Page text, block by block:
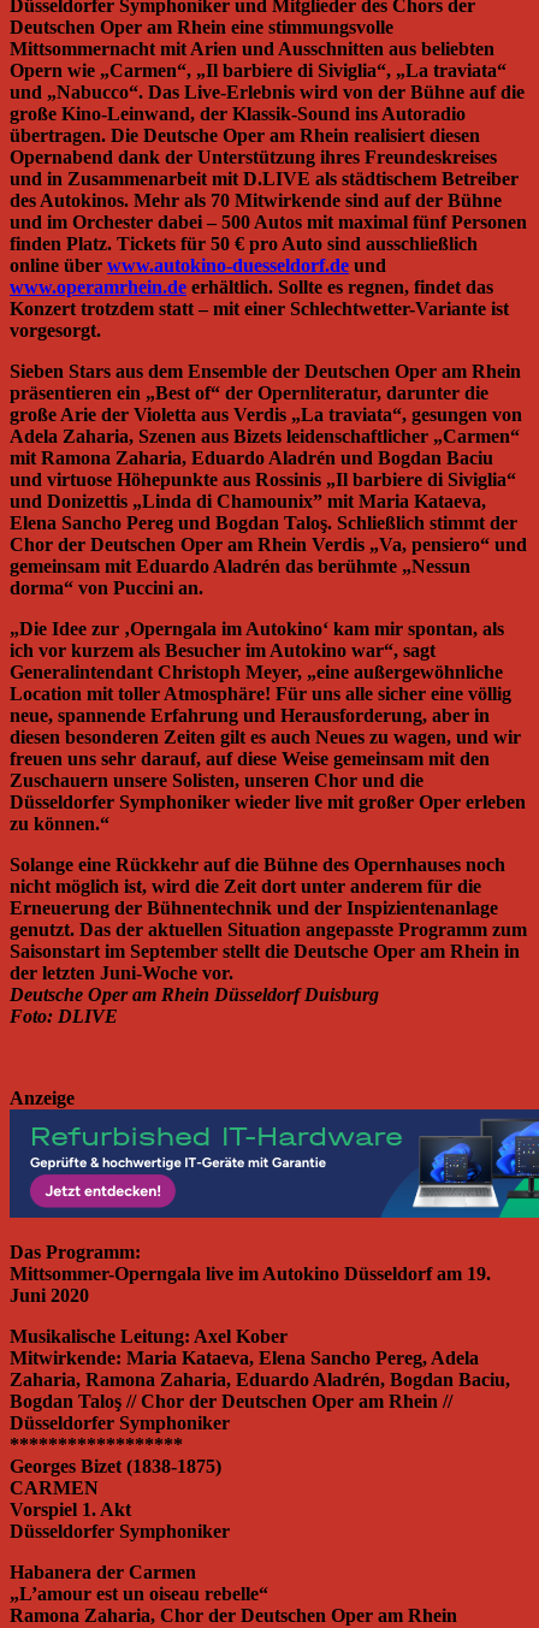
Düsseldorfer Symphoniker und Mitglieder des Chors der
Deutschen Oper am Rhein eine stim­mungs­volle
Mittsommernacht mit Arien und Ausschnitten aus beliebten
Opern wie „Carmen“, „Il barbiere di Siviglia“, „La traviata“
und „Nabucco“. Das Live-Erlebnis wird von der Bühne auf die
große Kino-Leinwand, der Klassik-Sound ins Autoradio
übertragen. Die Deutsche Oper am Rhein realisiert diesen
Opernabend dank der Unterstützung ihres Freundeskreises
und in Zusammenarbeit mit D.LIVE als städtischem Betreiber
des Autokinos. Mehr als 70 Mitwirkende sind auf der Bühne
und im Orchester dabei – 500 Autos mit maximal fünf Personen
finden Platz. Tickets für 50 € pro Auto sind ausschließ­lich
online über www.autokino-duesseldorf.de und
www.operamrhein.de erhältlich. Sollte es regnen, findet das
Konzert trotzdem statt – mit einer Schlechtwetter-Variante ist
vorgesorgt.
Sieben Stars aus dem Ensemble der Deutschen Oper am Rhein
präsentieren ein „Best of“ der Opernliteratur, darunter die
große Arie der Violetta aus Verdis „La traviata“, gesungen von
Adela Zaharia, Szenen aus Bizets leidenschaftlicher „Carmen“
mit Ramona Zaharia, Eduardo Aladrén und Bogdan Baciu
und virtuose Höhepunkte aus Rossinis „Il barbiere di Siviglia“
und Donizettis „Linda di Chamounix” mit Maria Kataeva,
Elena Sancho Pereg und Bogdan Taloş. Schließlich stimmt der
Chor der Deutschen Oper am Rhein Verdis „Va, pensiero“ und
gemeinsam mit Eduardo Aladrén das berühmte „Nessun
dorma“ von Puccini an.
„Die Idee zur ‚Operngala im Autokino‘ kam mir spontan, als
ich vor kurzem als Besucher im Autokino war“, sagt
Generalinten­dant Christoph Meyer, „eine außergewöhnliche
Location mit toller Atmosphäre! Für uns alle sicher eine völlig
neue, spannende Erfahrung und Herausforderung, aber in
diesen besonderen Zeiten gilt es auch Neues zu wagen, und wir
freuen uns sehr darauf, auf diese Weise gemeinsam mit den
Zuschauern unsere Solisten, unseren Chor und die
Düsseldorfer Symphoniker wieder live mit großer Oper erleben
zu können.“
Solange eine Rückkehr auf die Bühne des Opernhauses noch
nicht möglich ist, wird die Zeit dort unter anderem für die
Erneuerung der Bühnentechnik und der Inspi­zienten­anlage
genutzt. Das der aktuellen Situation ange­pass­te Programm zum
Saisonstart im September stellt die Deutsche Oper am Rhein in
der letzten Juni-Woche vor.
Deutsche Oper am Rhein Düsseldorf Duisburg
Foto: DLIVE
Anzeige
Das Programm:
Mittsommer-Operngala live im Autokino Düsseldorf am 19.
Juni 2020
Musikalische Leitung: Axel Kober
Mitwirkende: Maria Kataeva, Elena Sancho Pereg, Adela
Zaharia, Ramona Zaharia, Eduardo Aladrén, Bogdan Baciu,
Bogdan Taloş // Chor der Deutschen Oper am Rhein //
Düsseldorfer Symphoniker
******************
Georges Bizet (1838-1875)
CARMEN
Vorspiel 1. Akt
Düsseldorfer Symphoniker
Habanera der Carmen
„L’amour est un oiseau rebelle“
Ramona Zaharia, Chor der Deutschen Oper am Rhein